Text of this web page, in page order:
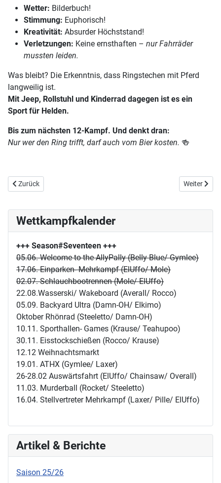
Wetter: Bilderbuch!
Stimmung: Euphorisch!
Kreativität: Absurder Höchststand!
Verletzungen: Keine ernsthaften – nur Fahrräder
mussten leiden.
Was bleibt? Die Erkenntnis, dass Ringstechen mit Pferd
langweilig ist.
Mit Jeep, Rollstuhl und Kinderrad dagegen ist es ein
Sport für Helden.
Bis zum nächsten 12-Kampf. Und denkt dran:
Nur wer den Ring trifft, darf auch vom Bier kosten. 🍻
Vorheriger Beitrag: E04 / S16 Ein-Schläger-Golf
Zurück Nächster
Weiter
Wettkampfkalender
+++ Season#Seventeen +++
05.06. Welcome to the AllyPally (Belly Blue/ Gymlee)
17.06. Einparken- Mehrkampf (ElUffo/ Mole)
02.07. Schlauchbootrennen (Mole/ ElUffo)
22.08.Wasserski/ Wakeboard (Averall/ Rocco)
05.09. Backyard Ultra (Damn-OH/ Elkimo)
Oktober Rhönrad (Steeletto/ Damn-OH)
10.11. Sporthallen- Games (Krause/ Teahupoo)
30.11. Eisstockschießen (Rocco/ Krause)
12.12 Weihnachtsmarkt
19.01. ATHX (Gymlee/ Laxer)
26-28.02 Auswärtsfahrt (ElUffo/ Chainsaw/ Overall)
11.03. Murderball (Rocket/ Steeletto)
16.04. Stellvertreter Mehrkampf (Laxer/ Pille/ ElUffo)
Artikel & Berichte
Saison 25/26